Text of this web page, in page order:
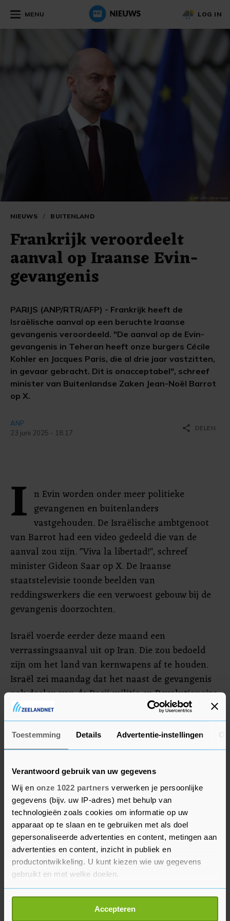
Toestemming Details Advertentie-instellingen
Verantwoord gebruik van uw gegevens
Wij en onze 1022 partners verwerken je persoonlijke
gegevens (bijv. uw IP-adres) met behulp van
technologieën zoals cookies om informatie op uw
apparaat op te slaan en te gebruiken met als doel
gepersonaliseerde advertenties en content, metingen aan
advertenties en content, inzicht in publiek en
productontwikkeling. U kunt kiezen wie uw gegevens
gebruikt en met welke doelen.
Als u het toestaat, willen we ook graag:
Informatie verzamelen over uw geografische
Accepteren
MENU LOG IN
NIEUWS / BUITENLAND
Frankrijk veroordeelt
aanval op Iraanse Evin-
gevangenis
PARIJS (ANP/RTR/AFP) - Frankrijk heeft de
Israëlische aanval op een beruchte Iraanse
gevangenis veroordeeld. "De aanval op de Evin-
gevangenis in Teheran heeft onze burgers Cécile
Kohler en Jacques Paris, die al drie jaar vastzitten,
in gevaar gebracht. Dit is onacceptabel", schreef
minister van Buitenlandse Zaken Jean-Noël Barrot
op X.
ANP
23 juni 2025 - 18:17
share DELEN
I n Evin worden onder meer politieke
gevangenen en buitenlanders
vastgehouden. De Israëlische ambtgenoot
van Barrot had een video gedeeld die van de
aanval zou zijn. "Viva la libertad!", schreef
minister Gideon Saar op X. De Iraanse
staatstelevisie toonde beelden van
reddingswerkers die een verwoest gebouw bij de
gevangenis doorzochten.
Israël voerde eerder deze maand een
verrassingsaanval uit op Iran. Die zou bedoeld
zijn om het land van kernwapens af te houden.
Israël zei maandag dat het naast de gevangenis
ook doelen van de Basij-militie en Revolutionaire
Garde had bestookt, kennelijk om het regime ook
op andere manieren te verzwakken.